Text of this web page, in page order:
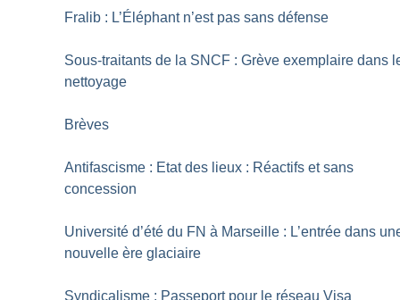
Fralib : L’Éléphant n’est pas sans défense
Sous-traitants de la SNCF : Grève exemplaire dans
nettoyage
Brèves
Antifascisme : Etat des lieux : Réactifs et sans
concession
Université d’été du FN à Marseille : L’entrée dans
nouvelle ère glaciaire
Syndicalisme : Passeport pour le réseau Visa